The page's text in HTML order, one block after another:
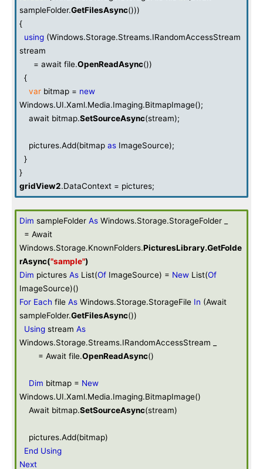
sampleFolder.GetFilesAsync()))
{
using (Windows.Storage.Streams.IRandomAccessStream
stream
= await file.OpenReadAsync())
{
var bitmap = new
Windows.UI.Xaml.Media.Imaging.BitmapImage();
await bitmap.SetSourceAsync(stream);
pictures.Add(bitmap as ImageSource);
}
}
gridView2.DataContext = pictures;
Dim sampleFolder As Windows.Storage.StorageFolder _
= Await
Windows.Storage.KnownFolders.PicturesLibrary.GetFolde
rAsync("sample")
Dim pictures As List(Of ImageSource) = New List(Of
ImageSource)()
For Each file As Windows.Storage.StorageFile In (Await
sampleFolder.GetFilesAsync())
Using stream As
Windows.Storage.Streams.IRandomAccessStream _
= Await file.OpenReadAsync()
Dim bitmap = New
Windows.UI.Xaml.Media.Imaging.BitmapImage()
Await bitmap.SetSourceAsync(stream)
pictures.Add(bitmap)
End Using
Next